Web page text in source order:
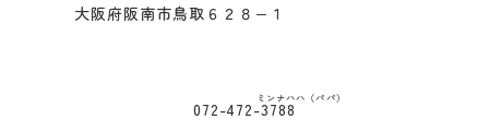
大阪府阪南市鳥取６２８−１
072-472-3788